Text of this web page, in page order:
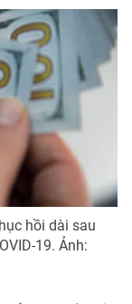
hồi dài sau
19. Ảnh: